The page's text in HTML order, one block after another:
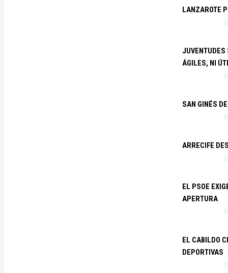
LANZAROTE
JUVENTUDES
ÁGILES, NI
SAN GINÉS
ARRECIFE
EL PSOE
APERTURA
EL CABILDO
DEPORTIVAS